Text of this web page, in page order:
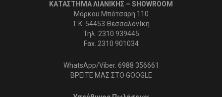
ΚΑΤΑΣΤΗΜΑ ΛΙΑΝΙΚΗΣ – SHOWROOM
Μάρκου Μπότσαρη 110
Τ.Κ. 54453 Θεσσαλονίκη
Τηλ. 2310 939445
Fax. 2310 901034
WhatsApp/Viber. 6988 356661
ΒΡΕΙΤΕ ΜΑΣ ΣΤΟ GOOGLE